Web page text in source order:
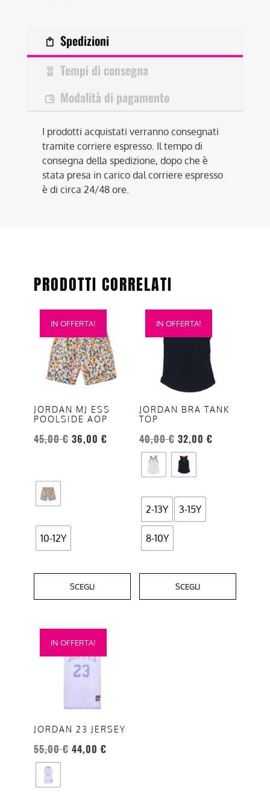
Spedizioni
Tempi di consegna
Modalità di pagamento
I prodotti acquistati verranno consegnati
tramite corriere espresso. Il tempo di
consegna della spedizione, dopo che è
stata presa in carico dal corriere espresso
è di circa 24/48 ore.
PRODOTTI CORRELATI
IN OFFERTA!
JORDAN MJ ESS
POOLSIDE AOP
45,00€ 36,00 €
10-12Y
SCEGLI
Questo
prodotto
varianti.
opzioni
possono
essere
pagina
del
IN OFFERTA!
JORDAN BRA TANK
TOP
40,00€ 32,00 €
2-13Y 3-15Y
8-10Y
SCEGLI
Questo
prodotto
varianti.
opzioni
possono
essere
scelte
nella
del
prodotto
IN OFFERTA!
JORDAN 23 JERSEY
55,00€ 44,00 €
Questo
prodotto
opzioni
essere
scelte
nella